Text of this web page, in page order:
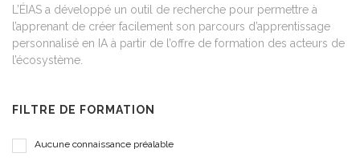
L’ÉIAS a développé un outil de recherche pour permettre à
l’apprenant de créer facilement son parcours d’apprentissage
personnalisé en IA à partir de l’offre de formation des acteurs de
l’écosystème.
FILTRE DE FORMATION
Aucune connaissance préalable